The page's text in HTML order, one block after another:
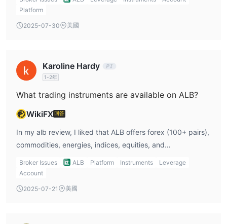
者。 webtrader 允許交易者使用任何具有與桌面版相同功能的網絡
瀏覽器（windows、mac、linux）進行交易。
轉賬貨幣為歐​​元、美元、bgp 和瑞士法郎，不收取手續費。接受的
信用卡貨幣為歐元和美元，提款時不收取任何費用，執行速度快。
ALB依靠其常見問題解答部分和實時聊天為其客戶提供客戶支持，客
戶同樣可以通過電子郵件和電話與該經紀人取得聯繫。以下是一些聯
電話
手機：+356 2371 6000
英國：+44 20 3053 3796 德國：+49 152 2777 3905
西班牙：+34 91 003 6814 意大利：+39 05 1018 1495
註冊公司地址：48, SIR AUGUSTUS BARTOLO STREET CASA
Platform
2025-07-30 美國
Karoline Hardy
1-2年
What trading instruments are available on ALB?
WikiFX 回答
In my alb review, I liked that ALB offers forex (100+ pairs),
commodities, energies, indices, equities, and
cryptocurrencies. This variety suits my strategy since I like
to diversify across asset classes.
Broker Issues ALB Platform Instruments
Leverage
Account
2025-07-21 美國